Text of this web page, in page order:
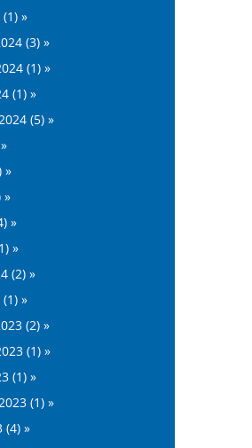
»
(3) »
(1) »
(1) »
(5) »
»
»
»
»
(2) »
»
(2) »
(1) »
(1) »
(1) »
(4) »